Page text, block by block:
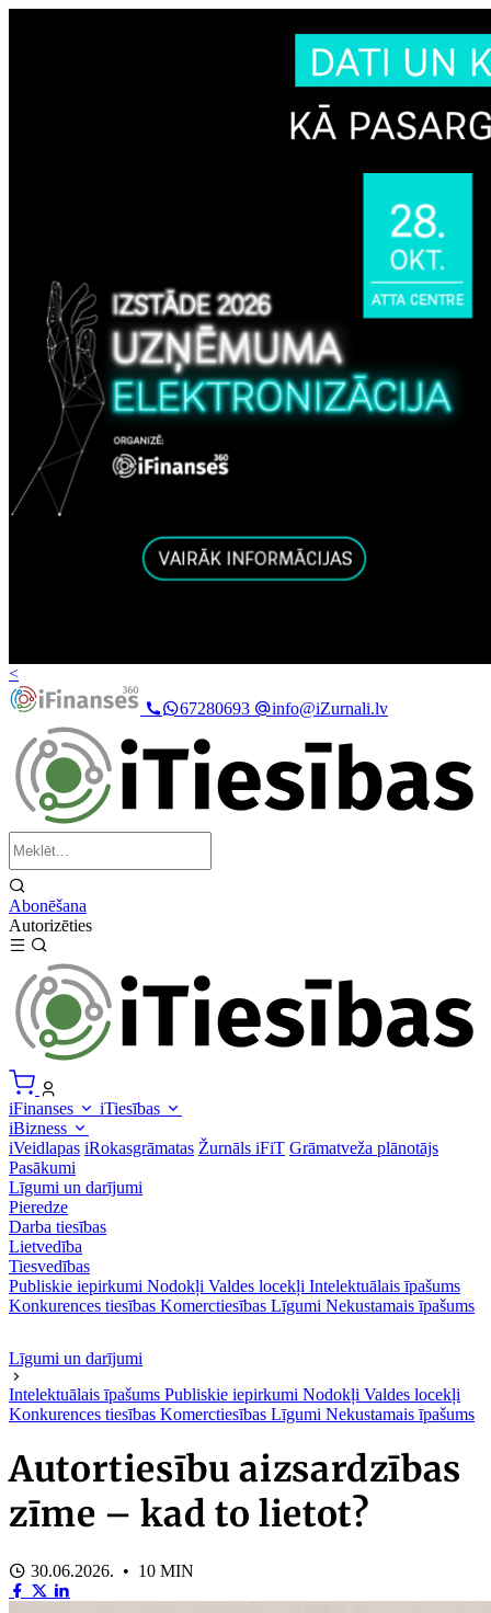
<
67280693
info@iZurnali.lv
Abonēšana
Autorizēties
iFinanses
iTiesības
iBizness
iVeidlapas iRokasgrāmatas Žurnāls iFiT Grāmatveža plānotājs
Pasākumi
Līgumi un darījumi
Pieredze
Darba tiesības
Lietvedība
Tiesvedības
Publiskie iepirkumi Nodokļi Valdes locekļi Intelektuālais īpašums
Konkurences tiesības Komerctiesības Līgumi Nekustamais īpašums
Līgumi un darījumi
Intelektuālais īpašums Publiskie iepirkumi Nodokļi Valdes locekļi
Konkurences tiesības Komerctiesības Līgumi Nekustamais īpašums
Autortiesību aizsardzības
zīme – kad to lietot?
30.06.2026. • 10 MIN